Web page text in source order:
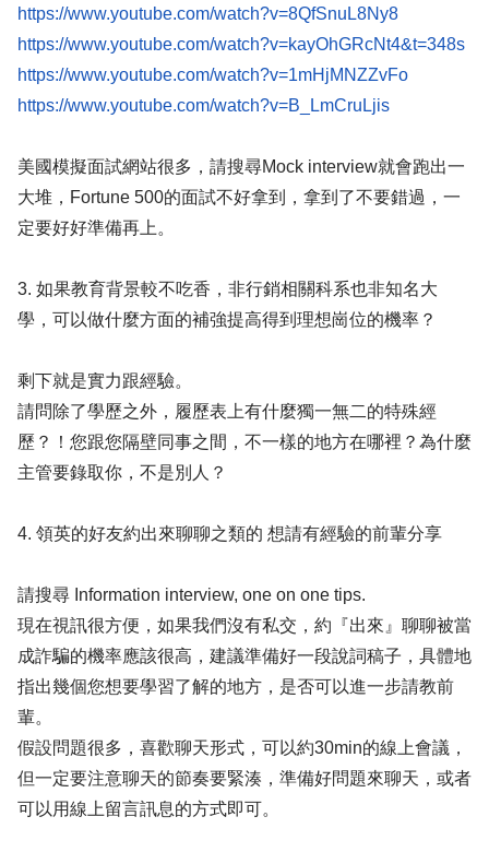
https://www.youtube.com/watch?v=8QfSnuL8Ny8
https://www.youtube.com/watch?v=kayOhGRcNt4&t=348s
https://www.youtube.com/watch?v=1mHjMNZZvFo
https://www.youtube.com/watch?v=B_LmCruLjis
美國模擬面試網站很多，請搜尋Mock interview就會跑出一
大堆，Fortune 500的面試不好拿到，拿到了不要錯過，一
定要好好準備再上。
3. 如果教育背景較不吃香，非行銷相關科系也非知名大
學，可以做什麼方面的補強提高得到理想崗位的機率？
剩下就是實力跟經驗。
請問除了學歷之外，履歷表上有什麼獨一無二的特殊經
歷？！您跟您隔壁同事之間，不一樣的地方在哪裡？為什麼
主管要錄取你，不是別人？
4. 領英的好友約出來聊聊之類的 想請有經驗的前輩分享
請搜尋 Information interview, one on one tips.
現在視訊很方便，如果我們沒有私交，約『出來』聊聊被當
成詐騙的機率應該很高，建議準備好一段說詞稿子，具體地
指出幾個您想要學習了解的地方，是否可以進一步請教前
輩。
假設問題很多，喜歡聊天形式，可以約30min的線上會議，
但一定要注意聊天的節奏要緊湊，準備好問題來聊天，或者
可以用線上留言訊息的方式即可。